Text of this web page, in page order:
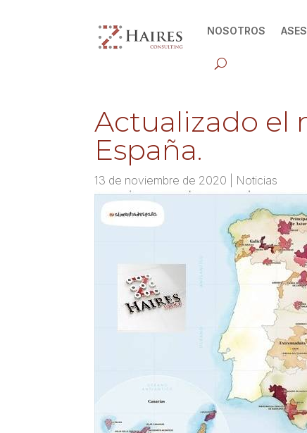
NOSOTROS
Actualizado el
España.
13 de noviembre de 2020 Noticias